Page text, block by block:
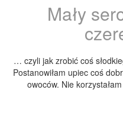
Mały
… czyli jak zrobić coś
Postanowiłam upiec coś
owoców. Nie